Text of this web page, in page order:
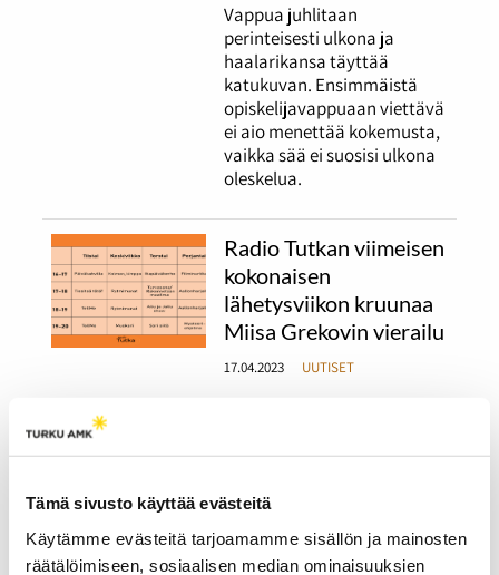
Tämä sivusto käyttää evästeitä
Käytämme evästeitä tarjoamamme sisällön ja mainosten
räätälöimiseen, sosiaalisen median ominaisuuksien
Vappua juhlitaan
perinteisesti ulkona ja
haalarikansa täyttää
katukuvan. Ensimmäistä
opiskelijavappuaan viettävä
ei aio menettää kokemusta,
vaikka sää ei suosisi ulkona
oleskelua.
Radio Tutkan viimeisen
kokonaisen
lähetysviikon kruunaa
Miisa Grekovin vierailu
17.04.2023 UUTISET
viikkoa.
Radio Tutkan toisella
lähetysviikolla